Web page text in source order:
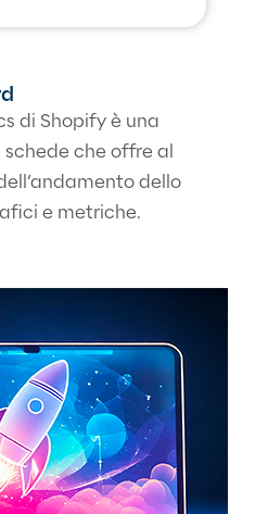
di Shopify è una
che offre al
dello
e metriche.